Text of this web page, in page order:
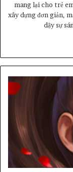
mang lại cho trẻ
xây dựng đơn giản,
dậy sự